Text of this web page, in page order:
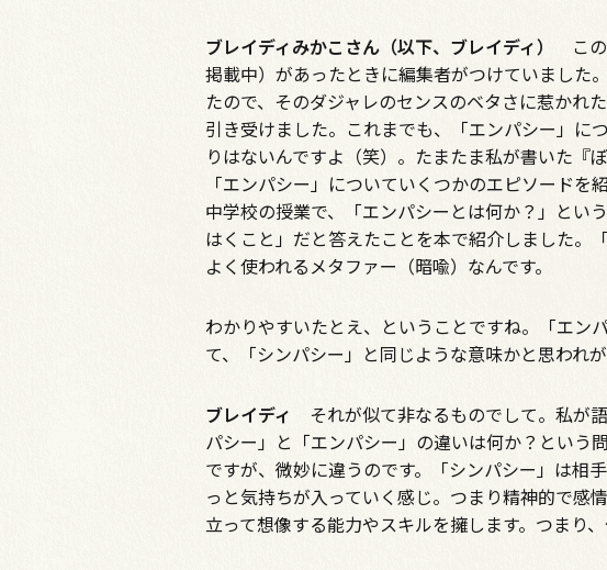
ブレイディみかこさん（以下、ブレイディ）
こ
掲載中）があったときに編集者がつけていました
たので、そのダジャレのセンスのベタさに惹かれ
引き受けました。これまでも、「エンパシー」に
りはないんですよ（笑）。たまたま私が書いた『
「エンパシー」についていくつかのエピソード
中学校の授業で、「エンパシーとは何か？」とい
はくこと」だと答えたことを本で紹介しました。
よく使われるメタファー（暗喩）なんです。
―――わかりやすいたとえ、ということですね。「エ
て、「シンパシー」と同じような意味かと思われ
ブレイディ
それが似て非なるものでして。私が
パシー」と「エンパシー」の違いは何か？という
ですが、微妙に違うのです。「シンパシー」は相
っと気持ちが入っていく感じ。つまり精神的で感
立って想像する能力やスキルを擁します。つまり